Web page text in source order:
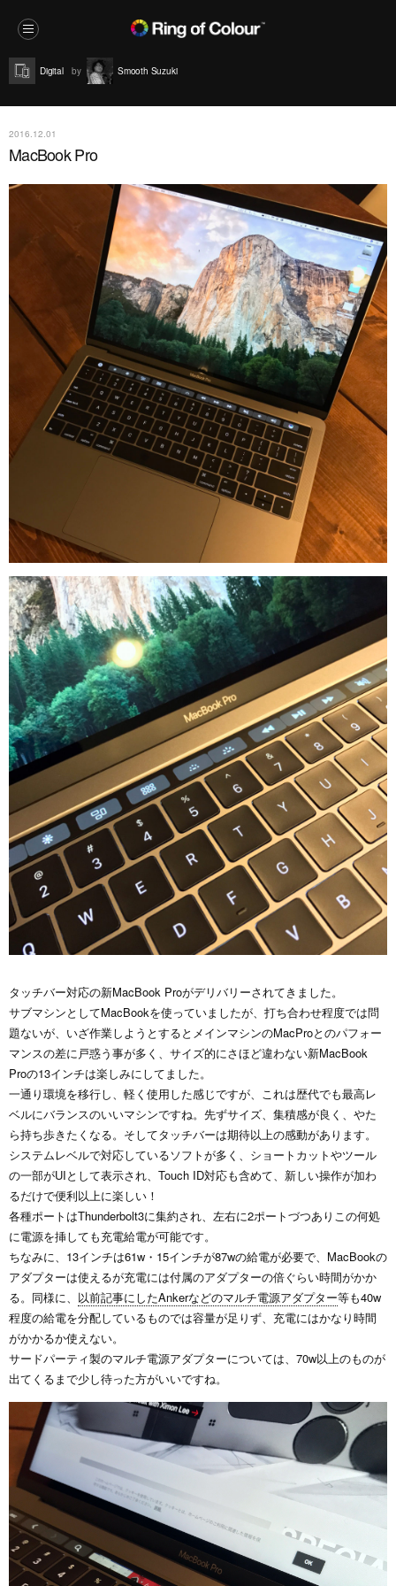
Digital Smooth Suzuki
2016.12.01
MacBook Pro
タッチバー対応の新MacBook Proがデリバリーされてきました。
サブマシンとしてMacBookを使っていましたが、打ち合わせ程度では問
題ないが、いざ作業しようとするとメインマシンのMacProとのパフォー
マンスの差に戸惑う事が多く、サイズ的にさほど違わない新MacBook
Proの13インチは楽しみにしてました。
一通り環境を移行し、軽く使用した感じですが、これは歴代でも最高レ
ベルにバランスのいいマシンですね。先ずサイズ、集積感が良く、やた
ら持ち歩きたくなる。そしてタッチバーは期待以上の感動があります。
システムレベルで対応しているソフトが多く、ショートカットやツール
の一部がUIとして表示され、Touch ID対応も含めて、新しい操作が加わ
るだけで便利以上に楽しい！
各種ポートはThunderbolt3に集約され、左右に2ポートづつありこの何処
に電源を挿しても充電給電が可能です。
ちなみに、13インチは61w・15インチが87wの給電が必要で、MacBookの
アダプターは使えるが充電には付属のアダプターの倍ぐらい時間がかか
る。同様に、 以前記事にしたAnkerなどのマルチ電源アダプター等も40w
程度の給電を分配しているものでは容量が足りず、充電にはかなり時間
がかかるか使えない。
サードパーティ製のマルチ電源アダプターについては、70w以上のものが
出てくるまで少し待った方がいいですね。